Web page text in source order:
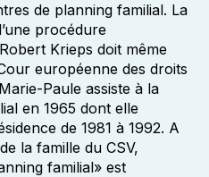
de planning familial. La
procédure
Krieps doit même
européenne des droits
Paule assiste à la
en 1965 dont elle
de 1981 à 1992. A
la famille du CSV,
familial» est